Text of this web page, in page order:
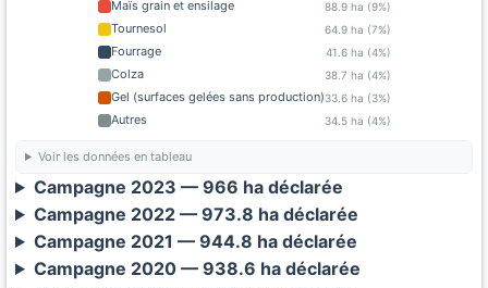
Maïs grain et ensilage 88.9 ha (9%)
Tournesol 64.9 ha (7%)
Fourrage 41.6 ha (4%)
Colza 38.7 ha (4%)
Gel (surfaces gelées sans production)33.6 ha (3%)
Autres 34.5 ha (4%)
Voir les données en tableau
Campagne 2023 — 966 ha déclarée
Campagne 2022 — 973.8 ha déclarée
Campagne 2021 — 944.8 ha déclarée
Campagne 2020 — 938.6 ha déclarée